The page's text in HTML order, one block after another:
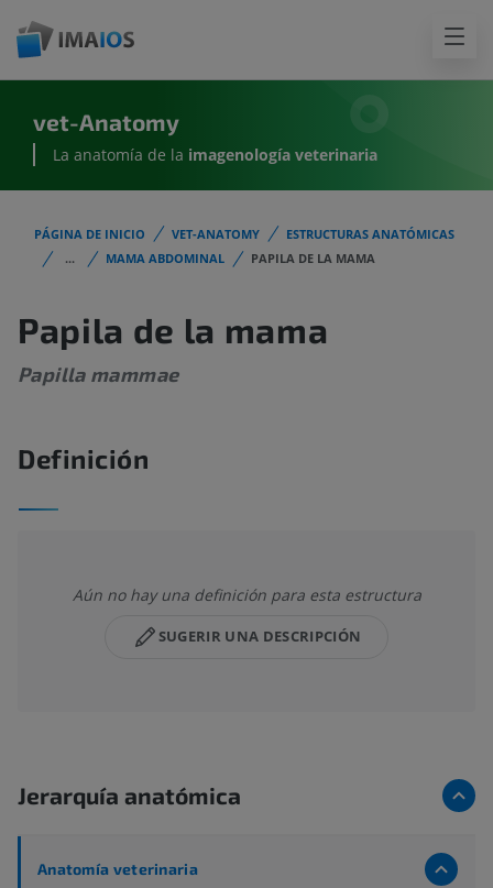
vet-Anatomy
La anatomía de la imagenología veterinaria
PÁGINA DE INICIO VET-ANATOMY
ESTRUCTURAS ANATÓMICAS
...
MAMA ABDOMINAL PAPILA DE LA MAMA
Papila de la mama
Papilla mammae
Definición
Aún no hay una definición para esta estructura
SUGERIR UNA DESCRIPCIÓN
Jerarquía anatómica
Anatomía veterinaria